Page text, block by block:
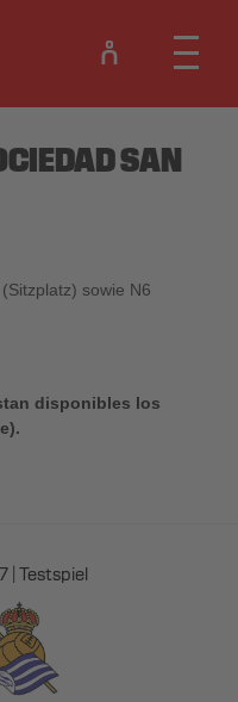
SAN
sowie N6
disponibles los
Testspiel